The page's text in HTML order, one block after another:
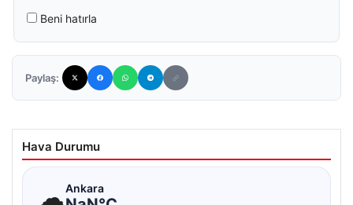
Beni hatırla
Paylaş:
Hava Durumu
☁Ankara